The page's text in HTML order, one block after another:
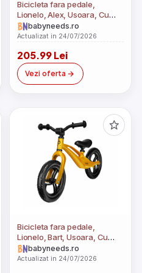
Bicicleta fara pedale,
Lionelo, Alex, Usoara, Cu
ghidon si sa reglabile,
Greutate 3.3 Kg, Cu roti din
Bubblegum
babyneeds.ro
Actualizat in 24/07/2026
205.99 Lei
Vezi oferta
Bicicleta fara pedale,
Lionelo, Bart, Usoara, Cu
cadru din magneziu, Cu
ghidon si sa reglabile,
babyneeds.ro
Actualizat in 24/07/2026